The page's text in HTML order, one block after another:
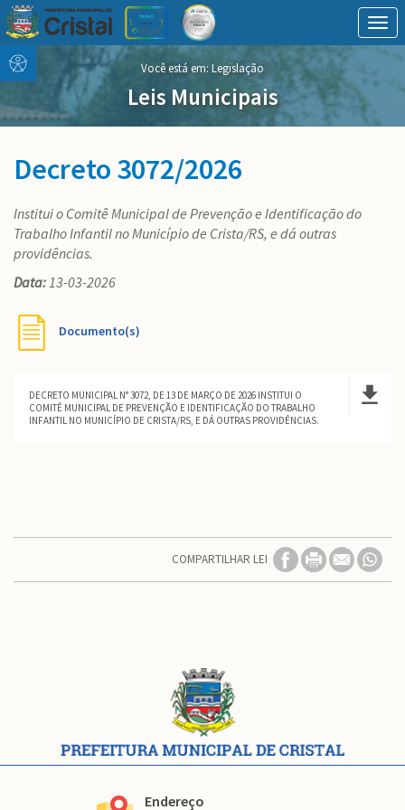
Conteúdo
Menu
conteúdo
do
menu
Você está em:Legislação
Leis Municipais
Decreto 3072/2026
Institui o Comitê Municipal de Prevenção e Identificação do
Trabalho Infantil no Município de Crista/RS, e dá outras
providências.
Data:13-03-2026
Documento(s)
DECRETO MUNICIPAL N° 3072, DE 13 DE MARÇO DE 2026 INSTITUI O
COMITÊ MUNICIPAL DE PREVENÇÃO E IDENTIFICAÇÃO DO TRABALHO
INFANTIL NO MUNICÍPIO DE CRISTA/RS, E DÁ OUTRAS PROVIDÊNCIAS.
COMPARTILHAR LEI
Conteúdo
Rodapé
Endereço